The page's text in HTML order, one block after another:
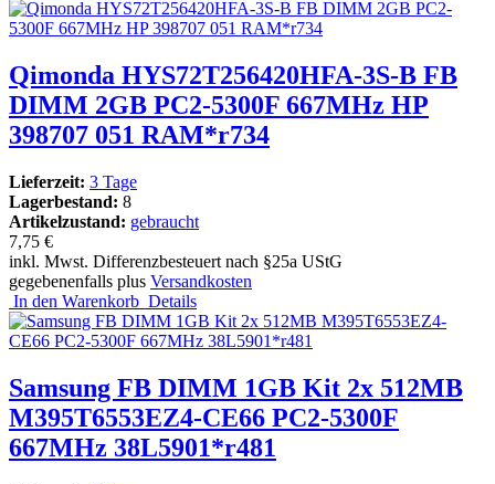
Qimonda HYS72T256420HFA-3S-B FB
DIMM 2GB PC2-5300F 667MHz HP
398707 051 RAM*r734
Lieferzeit: 3 Tage
Lagerbestand: 8
Artikelzustand: gebraucht
7,75 €
inkl. Mwst. Differenzbesteuert nach §25a UStG
gegebenenfalls plus Versandkosten
In den Warenkorb Details
Samsung FB DIMM 1GB Kit 2x 512MB
M395T6553EZ4-CE66 PC2-5300F
667MHz 38L5901*r481